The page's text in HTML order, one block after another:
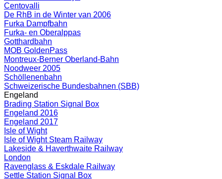
Centovalli
De RhB in de Winter van 2006
Furka Dampfbahn
Furka- en Oberalppas
Gotthardbahn
MOB GoldenPass
Montreux-Berner Oberland-Bahn
Noodweer 2005
Schöllenenbahn
Schweizerische Bundesbahnen (SBB)
Engeland
Brading Station Signal Box
Engeland 2016
Engeland 2017
Isle of Wight
Isle of Wight Steam Railway
Lakeside & Haverthwaite Railway
London
Ravenglass & Eskdale Railway
Settle Station Signal Box